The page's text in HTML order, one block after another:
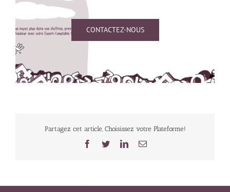
CONTACTEZ-NOUS
Partagez cet article, Choisissez votre Plateforme!
Facebook
TwitterLinkedInEmail